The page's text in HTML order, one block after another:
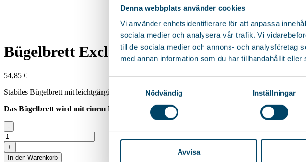
Denna webbplats använder cookies
Vi använder enhetsidentifierare för att anpassa
sociala medier och analysera vår trafik. Vi
till de sociala medier och annons- och analysföretag
med annan information som du har tillhandahållit
Nödvändig
Inställningar
Avvisa
Bügelbrett Exclusive
54,85 €
Stabiles Bügelbrett mit leichtgängiger Höhenverstellung, verriegelbarem Gestell und cleverem
Das Bügelbrett wird mit einem Muster aus unserer schönen Kollektion geliefert.
-
Bügelbrett
Exclusive
Menge
+
In den Warenkorb